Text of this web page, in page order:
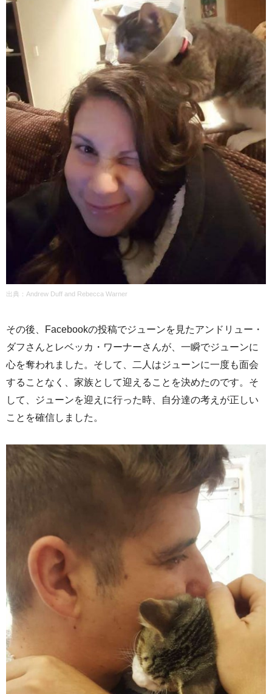
出典：Andrew Duff and Rebecca Warner
その後、Facebookの投稿でジューンを見たアンドリュー・
ダフさんとレベッカ・ワーナーさんが、一瞬でジューンに
心を奪われました。そして、二人はジューンに一度も面会
することなく、家族として迎えることを決めたのです。そ
して、ジューンを迎えに行った時、自分達の考えが正しい
ことを確信しました。